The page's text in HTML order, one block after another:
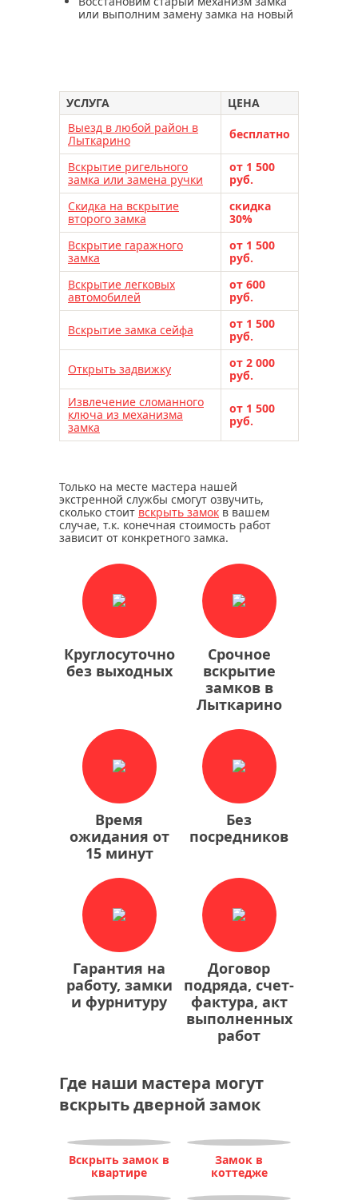
или выполним замену замка на новый
УСЛУГА
ЦЕНА
Выезд в любой район в
Лыткарино
бесплатно
Вскрытие ригельного
замка или замена ручки
от 1 500
руб.
Скидка на вскрытие
второго замка
скидка
30%
Вскрытие гаражного
замка
от 1 500
руб.
Вскрытие легковых
автомобилей
от 600
руб.
Вскрытие замка сейфа
от 1 500
руб.
Открыть задвижку
от 2 000
руб.
Извлечение сломанного
ключа из механизма
замка
от 1 500
руб.
Только на месте мастера нашей
экстренной службы смогут озвучить,
сколько стоит вскрыть замок в вашем
случае, т.к. конечная стоимость работ
зависит от конкретного замка.
Круглосуточно
без выходных
Срочное
вскрытие
замков в
Лыткарино
Время
ожидания от
15 минут
Без
посредников
Гарантия на
работу, замки
и фурнитуру
Договор
подряда, счет-
фактура, акт
выполненных
работ
Где наши мастера могут
вскрыть дверной замок
Вскрыть замок в
квартире
Замок в
коттедже